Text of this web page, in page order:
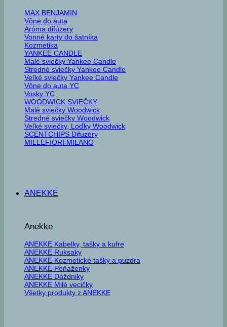
MAX BENJAMIN
Vône do auta
Aróma difúzery
Vonné karty do šatníka
Kozmetika
YANKEE CANDLE
Malé sviečky Yankee Candle
Stredné sviečky Yankee Candle
Veľké sviečky Yankee Candle
Vône do auta YC
Vosky YC
WOODWICK SVIEČKY
Malé sviečky Woodwick
Stredné sviečky Woodwick
Veľké sviečky, Loďky Woodwick
SCENTCHIPS Difuzéry
MILLEFIORI MILANO
ANEKKE
Anekke
ANEKKE Kabelky, tašky a kufre
ANEKKE Ruksaky
ANEKKE Kozmetické tašky a puzdra
ANEKKE Peňaženky
ANEKKE Dáždniky
ANEKKE Milé vecičky
Všetky produkty z ANEKKE